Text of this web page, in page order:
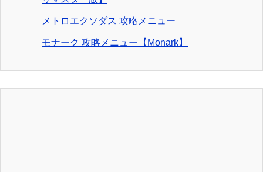
メトロエクソダス 攻略メニュー
モナーク 攻略メニュー【Monark】